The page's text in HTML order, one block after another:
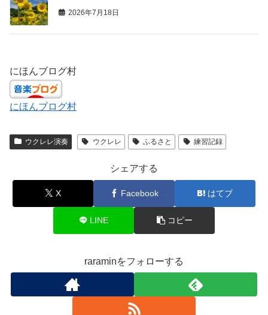
2026年7月18日
にほんブログ村
にほんブログ村
ウクレレ演奏 ウクレレ ふるさと 練習記録
シェアする
X Facebook はてブ
LINE コピー
raraminをフォローする